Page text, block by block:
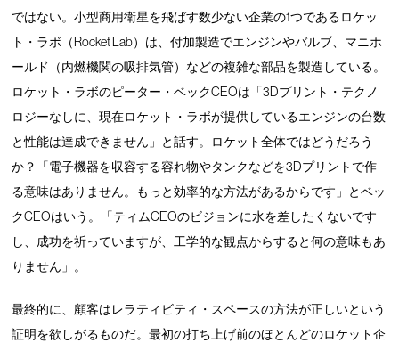
ではない。小型商用衛星を飛ばす数少ない企業の1つであるロケッ
ト・ラボ（Rocket Lab）は、付加製造でエンジンやバルブ、マニホ
ールド（内燃機関の吸排気管）などの複雑な部品を製造している。
ロケット・ラボのピーター・ベックCEOは「3Dプリント・テクノ
ロジーなしに、現在ロケット・ラボが提供しているエンジンの台数
と性能は達成できません」と話す。ロケット全体ではどうだろう
か？「電子機器を収容する容れ物やタンクなどを3Dプリントで作
る意味はありません。もっと効率的な方法があるからです」とベッ
クCEOはいう。「ティムCEOのビジョンに水を差したくないです
し、成功を祈っていますが、工学的な観点からすると何の意味もあ
りません」。
最終的に、顧客はレラティビティ・スペースの方法が正しいという
証明を欲しがるものだ。最初の打ち上げ前のほとんどのロケット企